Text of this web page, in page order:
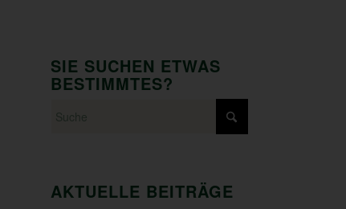
SIE SUCHEN ETWAS
BESTIMMTES?
AKTUELLE BEITRÄGE